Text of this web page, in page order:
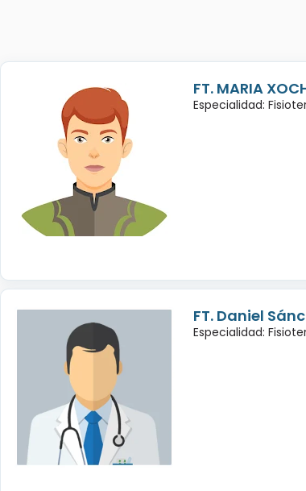
FT. MARIA
Especialidad:
FT. Daniel
Especialidad: